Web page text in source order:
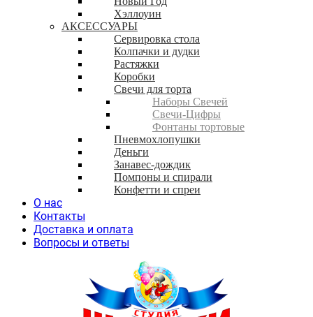
Хэллоуин
АКСЕССУАРЫ
Сервировка стола
Колпачки и дудки
Растяжки
Коробки
Свечи для торта
Наборы Свечей
Свечи-Цифры
Фонтаны тортовые
Пневмохлопушки
Деньги
Занавес-дождик
Помпоны и спирали
Конфетти и спреи
О нас
Контакты
Доставка и оплата
Вопросы и ответы